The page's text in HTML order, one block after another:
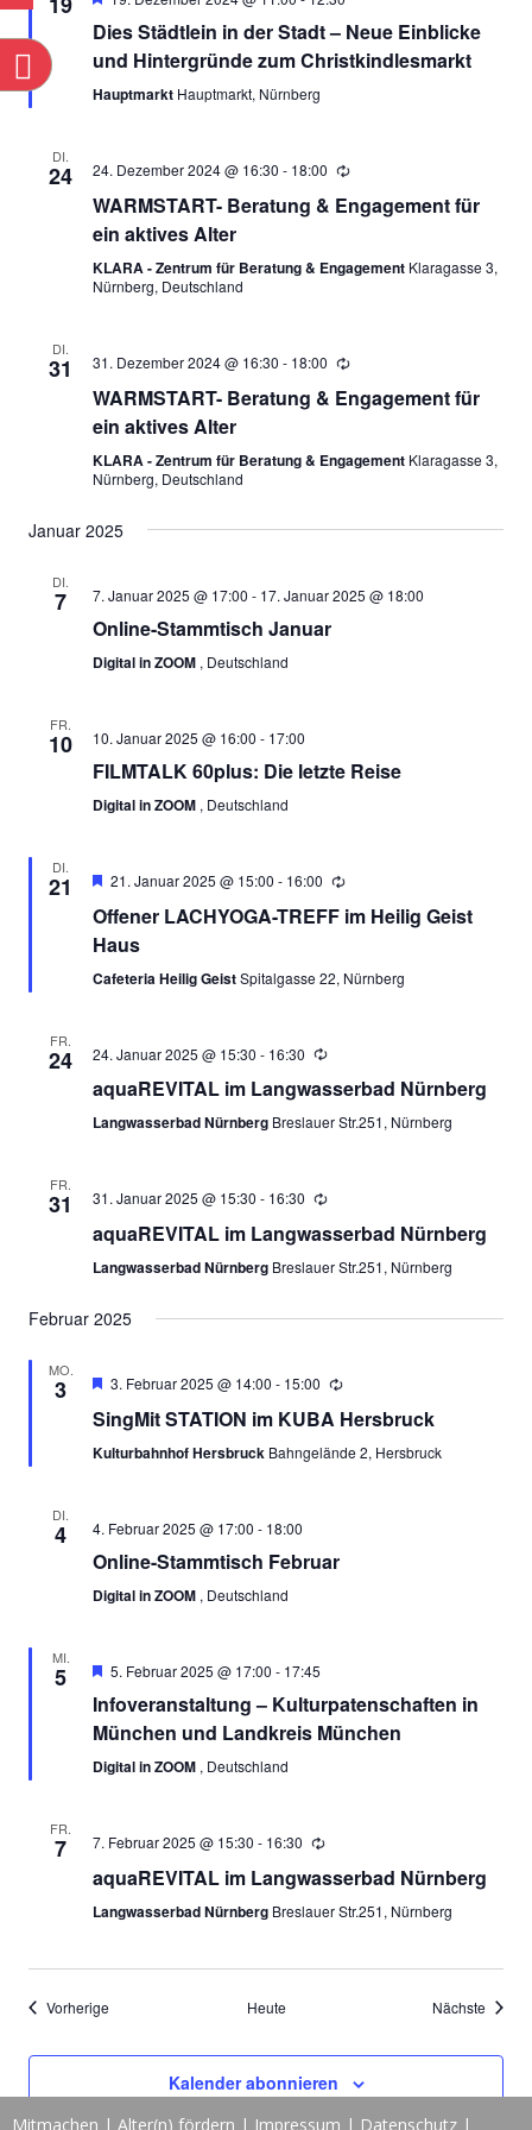
Dies Städtlein in der Stadt – Neue Einblicke
und Hintergründe zum Christkindlesmarkt
Hauptmarkt Hauptmarkt, Nürnberg
DI.
24 24. Dezember 2024 @ 16:30 - 18:00
WARMSTART- Beratung & Engagement für
ein aktives Alter
KLARA - Zentrum für Beratung & Engagement Klaragasse 3,
Nürnberg, Deutschland
DI.
31 31. Dezember 2024 @ 16:30 - 18:00
WARMSTART- Beratung & Engagement für
ein aktives Alter
KLARA - Zentrum für Beratung & Engagement Klaragasse 3,
Nürnberg, Deutschland
Januar 2025
DI.
7 7. Januar 2025 @ 17:00 - 17. Januar 2025 @ 18:00
Online-Stammtisch Januar
Digital in ZOOM , Deutschland
FR.
10 10. Januar 2025 @ 16:00 - 17:00
FILMTALK 60plus: Die letzte Reise
Digital in ZOOM , Deutschland
DI.
21 Empfohlen
21. Januar 2025 @ 15:00 - 16:00
Offener LACHYOGA-TREFF im Heilig Geist
Haus
Cafeteria Heilig GeistSpitalgasse 22, Nürnberg
FR.
24 24. Januar 2025 @ 15:30 - 16:30
aquaREVITAL im Langwasserbad Nürnberg
Langwasserbad Nürnberg Breslauer Str.251, Nürnberg
FR.
31 31. Januar 2025 @ 15:30 - 16:30
aquaREVITAL im Langwasserbad Nürnberg
Langwasserbad Nürnberg Breslauer Str.251, Nürnberg
Februar 2025
MO.
3 Empfohlen
3. Februar 2025 @ 14:00 - 15:00
SingMit STATION im KUBA Hersbruck
Kulturbahnhof Hersbruck Bahngelände 2, Hersbruck
DI.
4 4. Februar 2025 @ 17:00 - 18:00
Online-Stammtisch Februar
Digital in ZOOM , Deutschland
MI.
5 Empfohlen
5. Februar 2025 @ 17:00 - 17:45
Infoveranstaltung – Kulturpatenschaften in
München und Landkreis München
Digital in ZOOM , Deutschland
FR.
7 7. Februar 2025 @ 15:30 - 16:30
aquaREVITAL im Langwasserbad Nürnberg
Langwasserbad Nürnberg Breslauer Str.251, Nürnberg
Vorherige Heute Nächste
Kalender abonnieren
Mitmachen | Alter(n) fördern | Impressum | Datenschutz |